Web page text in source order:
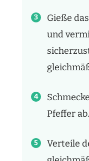
Gieße
und
Pfeffer ab.
Verteile